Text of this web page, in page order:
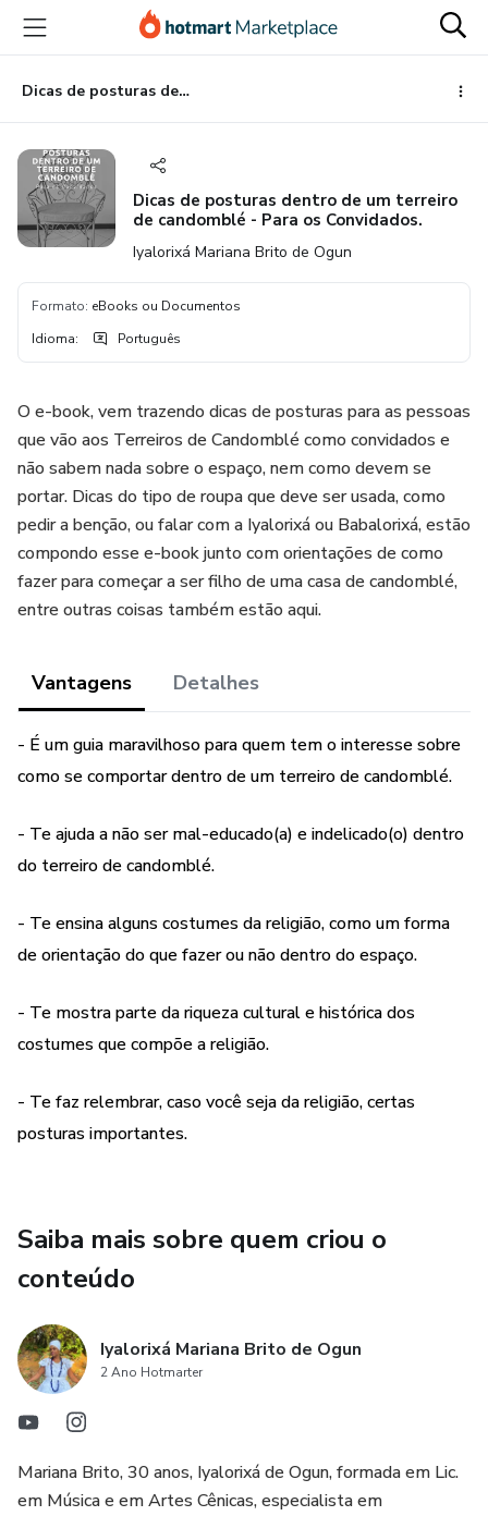
para
conteúdo
principal
para
pagamento
para
rodapé
Dicas de posturas dentro de um terreiro de candomblé - Para os Convidados.
Dicas de posturas dentro de um terreiro
de candomblé - Para os Convidados.
Iyalorixá Mariana Brito de Ogun
Formato: eBooks ou Documentos
Idioma: Português
O e-book, vem trazendo dicas de posturas para as pessoas
que vão aos Terreiros de Candomblé como convidados e
não sabem nada sobre o espaço, nem como devem se
portar. Dicas do tipo de roupa que deve ser usada, como
pedir a benção, ou falar com a Iyalorixá ou Babalorixá, estão
compondo esse e-book junto com orientações de como
fazer para começar a ser filho de uma casa de candomblé,
entre outras coisas também estão aqui.
Vantagens Detalhes
- É um guia maravilhoso para quem tem o interesse sobre
como se comportar dentro de um terreiro de candomblé.
- Te ajuda a não ser mal-educado(a) e indelicado(o) dentro
do terreiro de candomblé.
- Te ensina alguns costumes da religião, como um forma
de orientação do que fazer ou não dentro do espaço.
- Te mostra parte da riqueza cultural e histórica dos
costumes que compõe a religião.
- Te faz relembrar, caso você seja da religião, certas
posturas importantes.
Saiba mais sobre quem criou o
conteúdo
Iyalorixá Mariana Brito de Ogun
2 Ano Hotmarter
Mariana Brito, 30 anos, Iyalorixá de Ogun, formada em Lic.
em Música e em Artes Cênicas, especialista em